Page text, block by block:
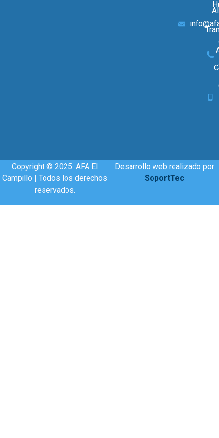
Copyright © 2025. AFA El
Campillo | Todos los derechos
reservados.
Desarrollo web realizado por
SoportTec